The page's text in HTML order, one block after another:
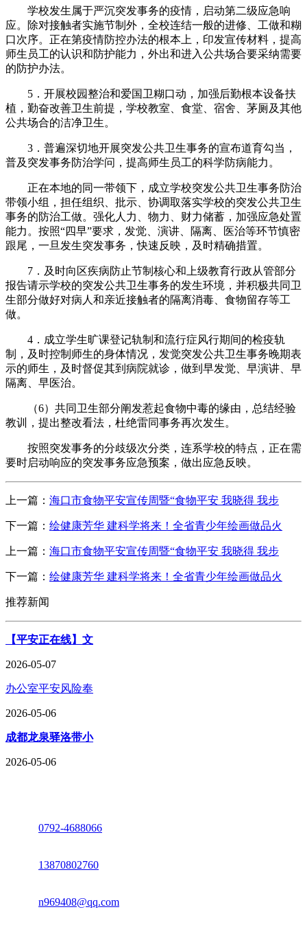
学校发生属于严沉突发事务的疫情，启动第二级应急响
应。除对接触者实施节制外，全校连结一般的进修、工做和糊
口次序。正在第疫情防控办法的根本上，印发宣传材料，提高
师生员工的认识和防护能力，外出和进入公共场合要采纳需要
的防护办法。
5．开展校园整治和爱国卫糊口动，加强后勤根本设备扶
植，勤奋改善卫生前提，学校教室、食堂、宿舍、茅厕及其他
公共场合的洁净卫生。
3．普遍深切地开展突发公共卫生事务的宣布道育勾当，
普及突发事务防治学问，提高师生员工的科学防病能力。
正在本地的同一带领下，成立学校突发公共卫生事务防治
带领小组，担任组织、批示、协调取落实学校的突发公共卫生
事务的防治工做。强化人力、物力、财力储蓄，加强应急处置
能力。按照“四早”要求，发觉、演讲、隔离、医治等环节慎密
跟尾，一旦发生突发事务，快速反映，及时精确措置。
7．及时向区疾病防止节制核心和上级教育行政从管部分
报告请示学校的突发公共卫生事务的发生环境，并积极共同卫
生部分做好对病人和亲近接触者的隔离消毒、食物留存等工
做。
4．成立学生旷课登记轨制和流行症风行期间的检疫轨
制，及时控制师生的身体情况，发觉突发公共卫生事务晚期表
示的师生，及时督促其到病院就诊，做到早发觉、早演讲、早
隔离、早医治。
（6）共同卫生部分阐发惹起食物中毒的缘由，总结经验
教训，提出整改看法，杜绝雷同事务再次发生。
按照突发事务的分歧级次分类，连系学校的特点，正在需
要时启动响应的突发事务应急预案，做出应急反映。
上一篇： 海口市食物平安宣传周暨“食物平安 我晓得 我步
下一篇： 绘健康芳华 建科学将来！全省青少年绘画做品火
上一篇： 海口市食物平安宣传周暨“食物平安 我晓得 我步
下一篇： 绘健康芳华 建科学将来！全省青少年绘画做品火
推荐新闻
【平安正在线】文
2026-05-07
办公室平安风险奉
2026-05-06
成都龙泉驿洛带小
2026-05-06
0792-4688066
13870802760
n969408@qq.com